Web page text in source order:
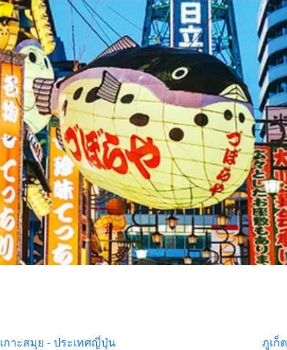
เกาะสมุย - ประเทศญี่ปุ่น
ภูเก็